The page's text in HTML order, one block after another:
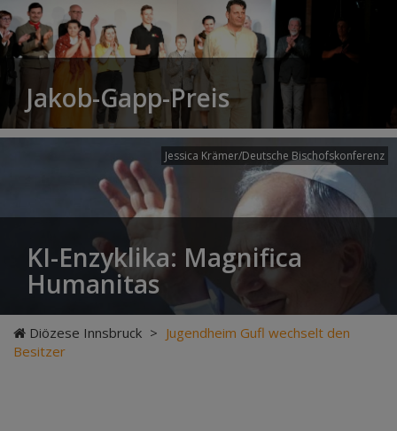
Jakob-Gapp-Preis
Jessica Krämer/Deutsche Bischofskonferenz
KI-Enzyklika: Magnifica
Humanitas
Diözese Innsbruck > Jugendheim Gufl wechselt den
Besitzer